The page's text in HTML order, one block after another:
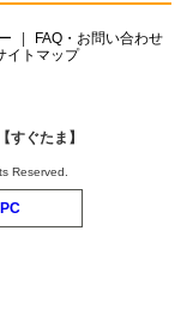
FAQ・お問い合わせ
イトマップ
すぐたま】
Reserved.
PC